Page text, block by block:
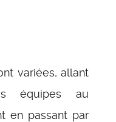
variées, allant
équipes au
en passant par